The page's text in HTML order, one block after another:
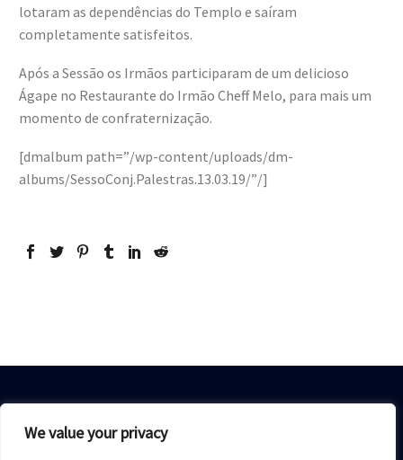
We value your privacy
lotaram as dependências do Templo e saíram
completamente satisfeitos.
Após a Sessão os Irmãos participaram de um delicioso
Ágape no Restaurante do Irmão Cheff Melo, para mais um
momento de confraternização.
[dmalbum path=”/wp-content/uploads/dm-
albums/SessoConj.Palestras.13.03.19/”/]